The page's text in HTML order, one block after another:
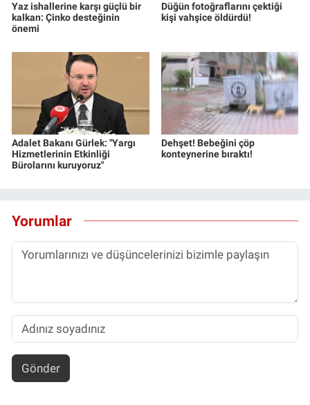
Yaz ishallerine karşı güçlü bir
kalkan: Çinko desteğinin
önemi
Düğün fotoğraflarını çektiği
kişi vahşice öldürdü!
Adalet Bakanı Gürlek: "Yargı
Hizmetlerinin Etkinliği
Bürolarını kuruyoruz"
Dehşet! Bebeğini çöp
konteynerine bıraktı!
Yorumlar
Gönder